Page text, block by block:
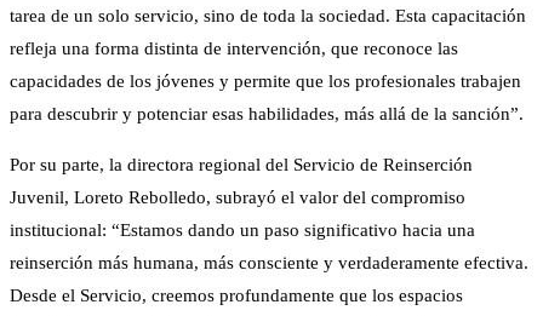
tarea de un solo servicio, sino de toda la sociedad. Esta capacitación
refleja una forma distinta de intervención, que reconoce las
capacidades de los jóvenes y permite que los profesionales trabajen
para descubrir y potenciar esas habilidades, más allá de la sanción”.
Por su parte, la directora regional del Servicio de Reinserción
Juvenil, Loreto Rebolledo, subrayó el valor del compromiso
institucional: “Estamos dando un paso significativo hacia una
reinserción más humana, más consciente y verdaderamente efectiva.
Desde el Servicio, creemos profundamente que los espacios